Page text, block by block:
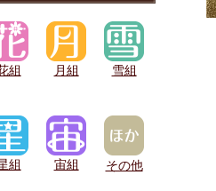
組 月組 雪組
組 宙組 その他